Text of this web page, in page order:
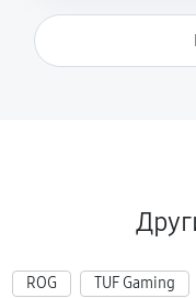
ROG TUF Gaming